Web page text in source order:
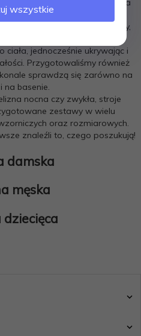
i męska - zarówno ta noszona
Dlatego w dedykowanych
slipy, gorsety, piżamy,
zadaniem jest podkreślenie
jednocześnie ukrywając i
Przygotowaliśmy również
sprawdzą się zarówno na
na basenie.
nocna czy zwykła, stroje
zestawy w wielu
oraz rozmiarowych.
znaleźli to, czego poszukują!
damska
męska
dziecięca
wszystkie